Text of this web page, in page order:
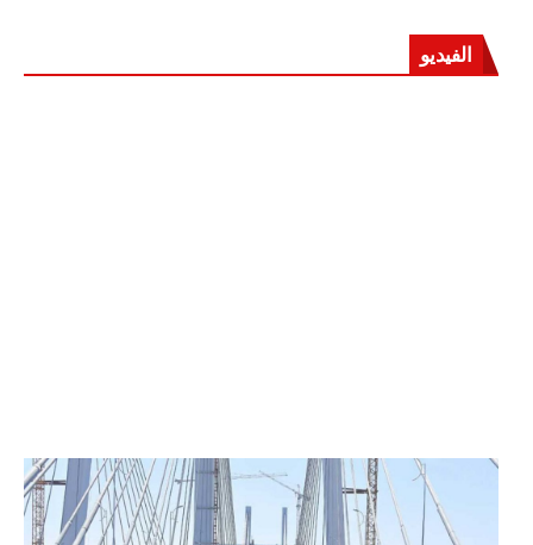
الفيديو
الرئيس عبد الفتاح السيسي يفتتح محور روض الفرج
وكوبري تحيا مصر